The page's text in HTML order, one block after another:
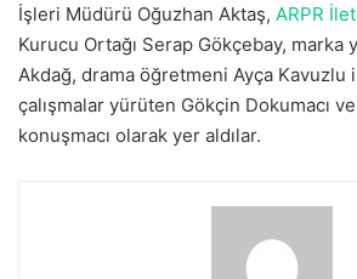
İşleri Müdürü Oğuzhan Aktaş, ARPR
Kurucu Ortağı Serap Gökçebay, marka
Akdağ, drama öğretmeni Ayça Kavuzlu
çalışmalar yürüten Gökçin Dokumacı
konuşmacı olarak yer aldılar.